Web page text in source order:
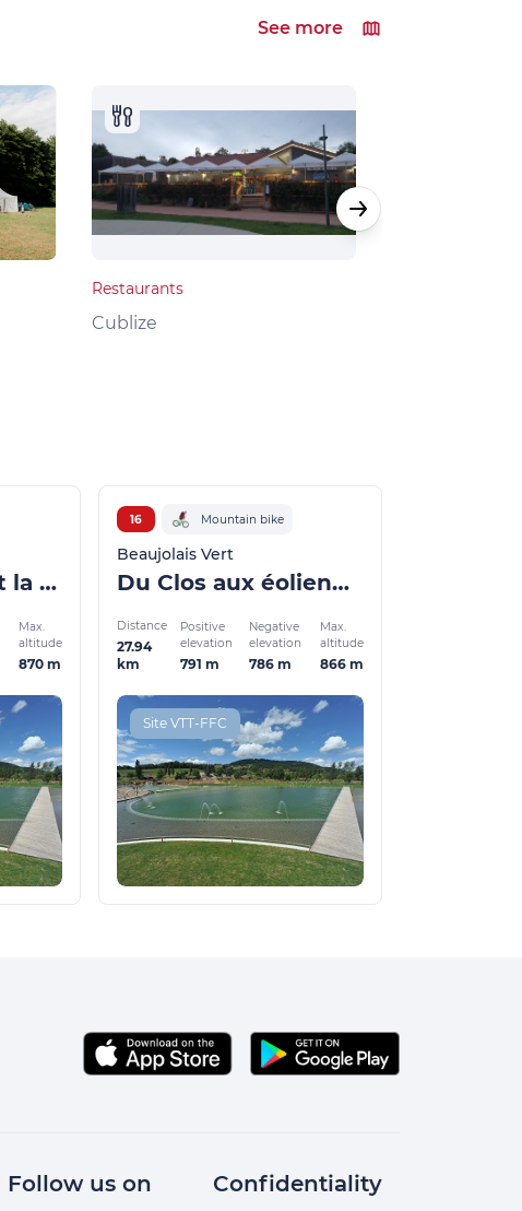
See more
Restaurants
Cublize
La Voie ferrée et la Turdine
Max.
altitude
870 m
16 Mountain bike
Beaujolais Vert
Du Clos aux éoliennes
Distance
27.94
km
Positive
elevation
791 m
Negative
elevation
786 m
Max.
altitude
866 m
Site VTT-FFC
Follow us on Confidentiality